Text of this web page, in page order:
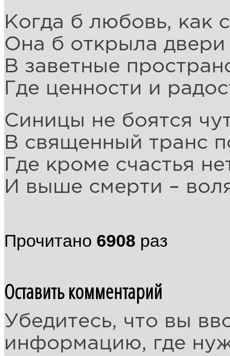
Когда б любовь, как
Она б открыла
В заветные
Где ценности и
Синицы не боятся
В священный транс
Где кроме счастья
И выше смерти –
Прочитано 6908 раз
Оставить комментарий
Убедитесь, что вы
информацию, где